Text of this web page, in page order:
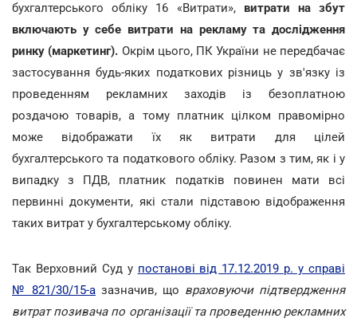
бухгалтерського обліку 16 «Витрати», витрати на збут
включають у себе витрати на рекламу та дослідження
ринку (маркетинг). Окрім цього, ПК України не передбачає
застосування будь-яких податкових різниць у зв'язку із
проведенням рекламних заходів із безоплатною
роздачою товарів, а тому платник цілком правомірно
може відображати їх як витрати для цілей
бухгалтерського та податкового обліку. Разом з тим, як і у
випадку з ПДВ, платник податків повинен мати всі
первинні документи, які стали підставою відображення
таких витрат у бухгалтерському обліку.
Так Верховний Суд у постанові від 17.12.2019 р. у справі
№ 821/30/15-а зазначив, що враховуючи підтвердження
витрат позивача по організації та проведенню рекламних